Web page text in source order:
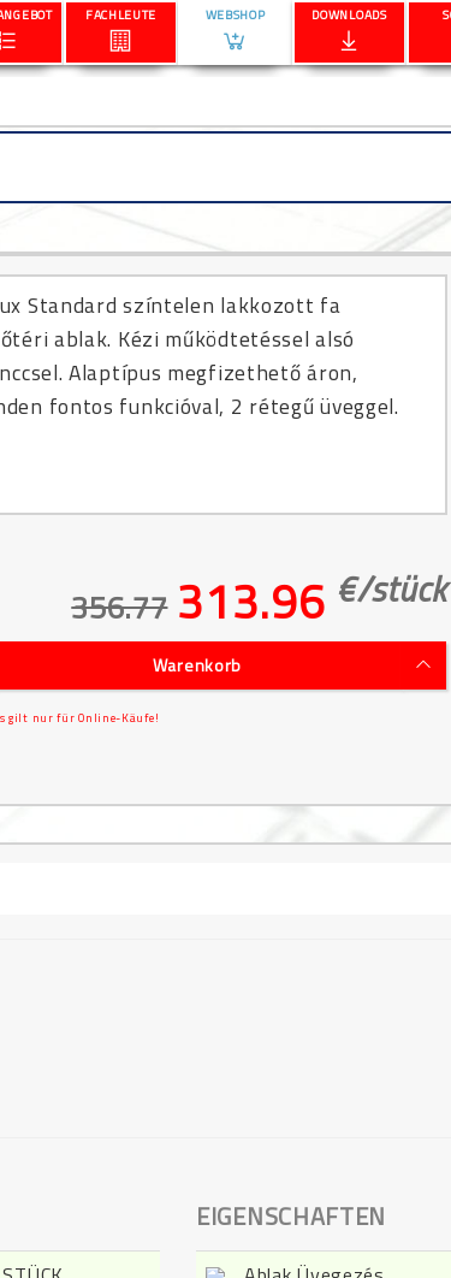
FACHLEUTE WEBSHOP DOWNLOADS
Standard színtelen lakkozott fa
ablak. Kézi működtetéssel alsó
Alaptípus megfizethető áron,
fontos funkcióval, 2 rétegű üveggel.
356.77 313.96 €/stück
Warenkorb
gilt nur für Online-Käufe!
EIGENSCHAFTEN